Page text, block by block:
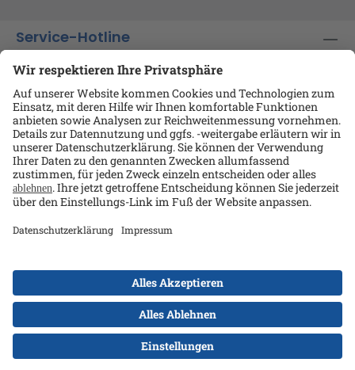
Service-Hotline
Shop-Service
Informationen
Ansprechpartner
Kontakt
Alle Preise exkl. gesetzl. Mehrwertsteuer zzgl.
Versandkostenund ggf. Nachnahmegebühren, wenn
nicht anders angegeben.